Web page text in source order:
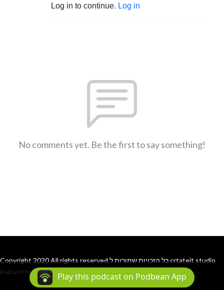
Log in to continue. Log in
No comments yet. Be the first to say something!
Copyright 2020 All rights reserved.כל הזכויות שמורות ל crtateit studio
Podcast Powered By Podbean
Play this podcast on Podbean App